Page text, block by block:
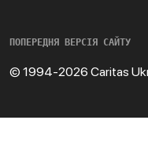
ПОПЕРЕДНЯ ВЕРСІЯ САЙТУ
© 1994-2026 Caritas